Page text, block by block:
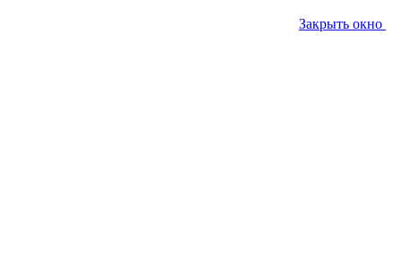
Закрыть окно